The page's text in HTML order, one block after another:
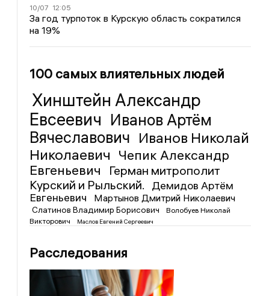
10/07 12:05
За год турпоток в Курскую область сократился
на 19%
100 самых влиятельных людей
Хинштейн Александр
Евсеевич Иванов Артём
Вячеславович Иванов Николай
Николаевич Чепик Александр
Евгеньевич
Герман митрополит
Курский и Рыльский.
Демидов Артём
Евгеньевич
Мартынов Дмитрий Николаевич
Слатинов Владимир Борисович
Волобуев Николай
Викторович
Маслов Евгений Сергеевич
Расследования